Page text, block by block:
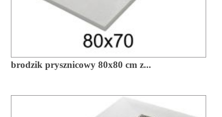
brodzik prysznicowy 80x80 cm z...